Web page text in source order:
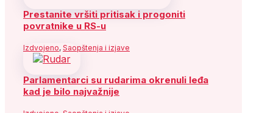
Prestanite vršiti pritisak i progoniti
povratnike u RS-u
Izdvojeno, Saopštenja i izjave
Parlamentarci su rudarima okrenuli leđa
kad je bilo najvažnije